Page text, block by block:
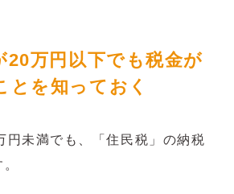
20万円以下でも税金が
とを知っておく
円未満でも、「住民税」の納税